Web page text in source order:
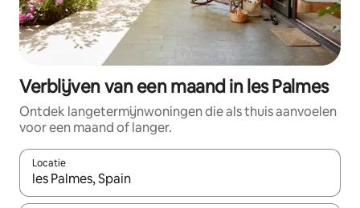
Verblijven van een maand in les Palmes
Ontdek langetermijnwoningen die als thuis aanvoelen
voor een maand of langer.
Locatie
Wanneer er resultaten beschikbaar zijn, maak je een keuze